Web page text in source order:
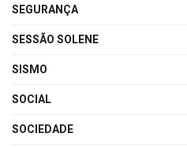
SEGURANÇA
SESSÃO SOLENE
SISMO
SOCIAL
SOCIEDADE